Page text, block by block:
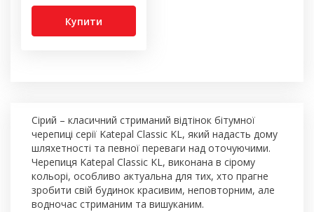
Купити
Сірий – класичний стриманий відтінок бітумної
черепиці серії Katepal Classic KL, який надасть дому
шляхетності та певної переваги над оточуючими.
Черепиця Katepal Classic KL, виконана в сірому
кольорі, особливо актуальна для тих, хто прагне
зробити свій будинок красивим, неповторним, але
водночас стриманим та вишуканим.